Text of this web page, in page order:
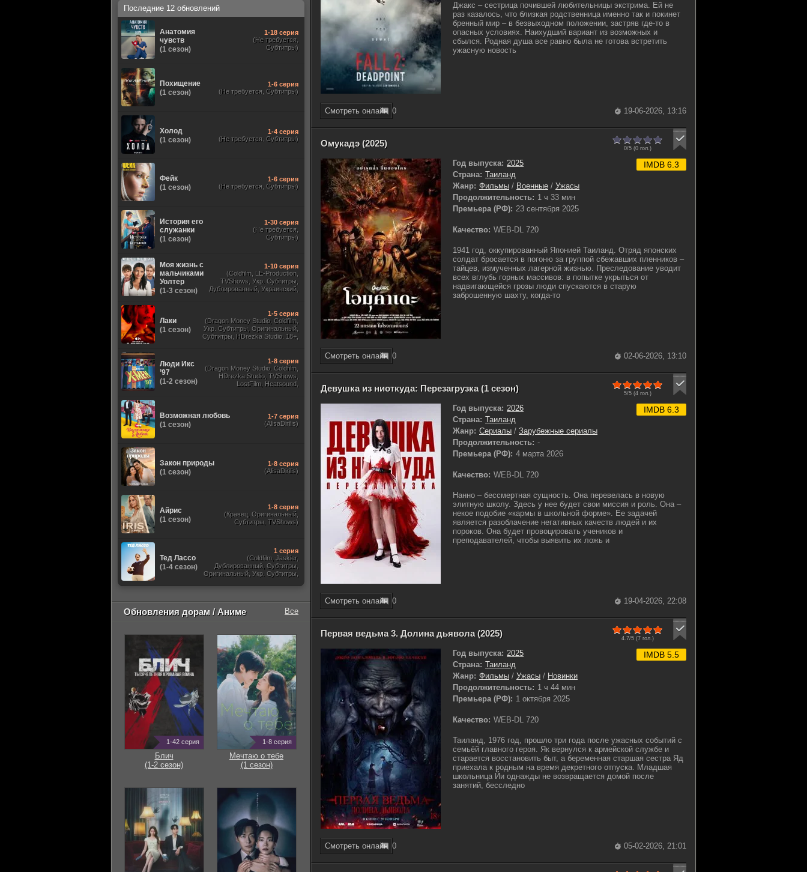
Джакс – сестрица почившей любительницы экстрима. Ей не
раз казалось, что близкая родственница именно так и покинет
бренный мир – в безвыходном положении, застряв где-то в
опасных условиях. Наихудший вариант из возможных и
сбылся. Родная душа все равно была не готова встретить
ужасную новость
Смотреть онлайн 0 19-06-2026, 13:16
Омукадэ (2025)
0/5 (0гол.)
Год выпуска: 2025
Страна: Таиланд
Жанр: Фильмы / Военные / Ужасы
Продолжительность: 1 ч 33 мин
Премьера (РФ): 23 сентября 2025
Качество: WEB-DL 720
IMDB 6.3
1941 год, оккупированный Японией Таиланд. Отряд японских
солдат бросается в погоню за группой сбежавших пленников –
тайцев, измученных лагерной жизнью. Преследование уводит
всех вглубь горных массивов: в попытке укрыться от
надвигающейся грозы люди спускаются в старую
заброшенную шахту, когда-то
Смотреть онлайн 0 02-06-2026, 13:10
Девушка из ниоткуда: Перезагрузка (1 сезон)
5/5 (4гол.)
Год выпуска: 2026
Страна: Таиланд
Жанр: Сериалы / Зарубежные сериалы
Продолжительность: -
Премьера (РФ): 4 марта 2026
Качество: WEB-DL 720
IMDB 6.3
Нанно – бессмертная сущность. Она перевелась в новую
элитную школу. Здесь у нее будет свои миссия и роль. Она –
некое подобие «кармы в школьной форме». Ее задачей
является разоблачение негативных качеств людей и их
пороков. Она будет провоцировать учеников и
преподавателей, чтобы выявить их ложь и
Смотреть онлайн 0 19-04-2026, 22:08
Первая ведьма 3. Долина дьявола (2025)
4.7/5 (7гол.)
Год выпуска: 2025
Страна: Таиланд
Жанр: Фильмы / Ужасы / Новинки
Продолжительность: 1 ч 44 мин
Премьера (РФ): 1 октября 2025
Качество: WEB-DL 720
IMDB 5.5
Таиланд, 1976 год, прошло три года после ужасных событий с
семьёй главного героя. Як вернулся к армейской службе и
старается восстановить быт, а беременная старшая сестра Яд
приехала к родным на время декретного отпуска. Младшая
школьница Йи однажды не возвращается домой после
занятий, бесследно
Смотреть онлайн 0 05-02-2026, 21:01
Последние 12 обновлений
Анатомия
чувств
(1 сезон)
1-18 серия
(Не требуется,
Субтитры)
Похищение
(1 сезон)
1-6 серия
(Не требуется, Субтитры)
Холод
(1 сезон)
1-4 серия
(Не требуется, Субтитры)
Фейк
(1 сезон)
1-6 серия
(Не требуется, Субтитры)
История его
служанки
(1 сезон)
1-30 серия
(Не требуется,
Субтитры)
Моя жизнь с
мальчиками
Уолтер
(1-3 сезон)
1-10 серия
(Coldfilm, LE-Production,
TVShows, Укр. Субтитры,
Дублированный, Украинский,
Лаки
(1 сезон)
1-5 серия
(Dragon Money Studio, Coldfilm,
Укр. Субтитры, Оригинальный,
Субтитры, HDrezka Studio. 18+,
Люди Икс
’97
(1-2 сезон)
1-8 серия
(Dragon Money Studio, Coldfilm,
HDrezka Studio, TVShows,
LostFilm, Heatsound,
Возможная любовь
(1 сезон)
1-7 серия
(AlisaDirilis)
Закон природы
(1 сезон)
1-8 серия
(AlisaDirilis)
Айрис
(1 сезон)
1-8 серия
(Кравец, Оригинальный,
Субтитры, TVShows)
Тед Лассо
(1-4 сезон)
1 серия
(Coldfilm, Jaskier,
Дублированный, Субтитры,
Оригинальный, Укр. Субтитры,
Обновления дорам / Аниме Все
1-42 серия
Блич
(1-2 сезон)
1-8 серия
Мечтаю о тебе
(1 сезон)